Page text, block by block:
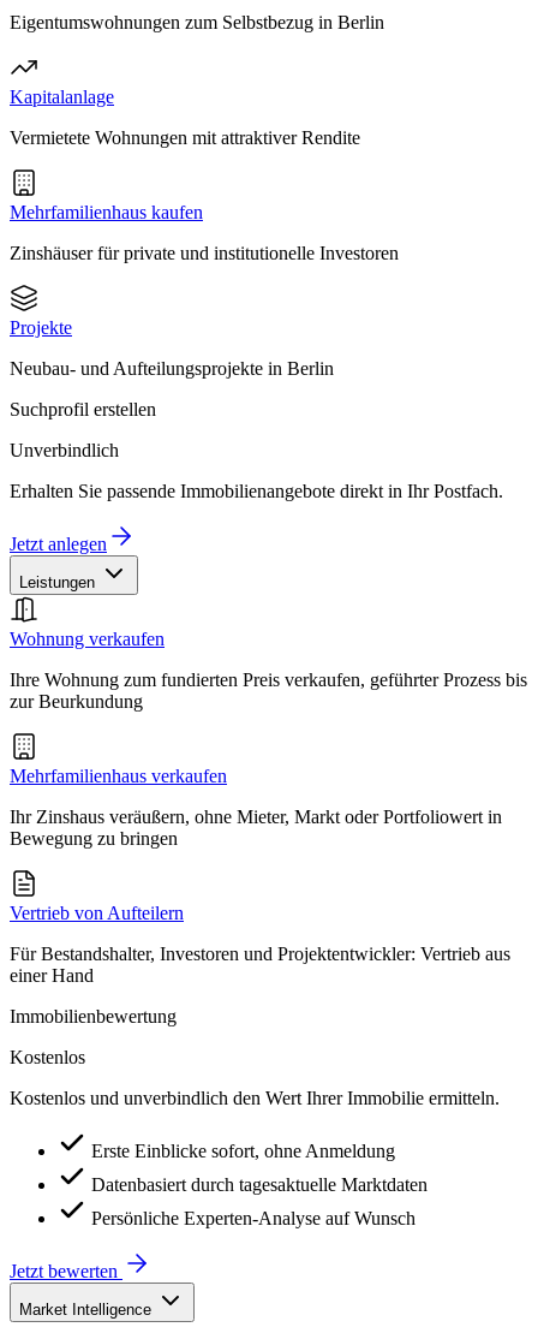
Eigentumswohnungen zum Selbstbezug in Berlin
Kapitalanlage
Vermietete Wohnungen mit attraktiver Rendite
Mehrfamilienhaus kaufen
Zinshäuser für private und institutionelle Investoren
Projekte
Neubau- und Aufteilungsprojekte in Berlin
Suchprofil erstellen
Unverbindlich
Erhalten Sie passende Immobilienangebote direkt in Ihr Postfach.
Jetzt anlegen
Leistungen
Wohnung verkaufen
Ihre Wohnung zum fundierten Preis verkaufen, geführter Prozess bis
zur Beurkundung
Mehrfamilienhaus verkaufen
Ihr Zinshaus veräußern, ohne Mieter, Markt oder Portfoliowert in
Bewegung zu bringen
Vertrieb von Aufteilern
Für Bestandshalter, Investoren und Projektentwickler: Vertrieb aus
einer Hand
Immobilienbewertung
Kostenlos
Kostenlos und unverbindlich den Wert Ihrer Immobilie ermitteln.
Erste Einblicke sofort, ohne Anmeldung
Datenbasiert durch tagesaktuelle Marktdaten
Persönliche Experten-Analyse auf Wunsch
Jetzt bewerten
Market Intelligence